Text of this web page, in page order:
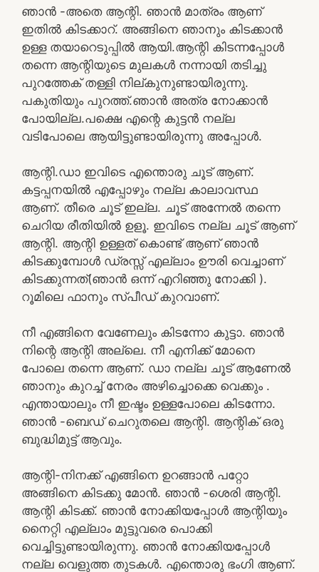
ഞാൻ -അതെ ആന്റി. ഞാൻ മാത്രം ആണ്
ഇതിൽ കിടക്കാറ്. അങ്ങിനെ ഞാനും കിടക്കാൻ
ഉള്ള തയാറെടുപ്പിൽ ആയി.ആന്റി കിടന്നപ്പോൾ
തന്നെ ആന്റിയുടെ മുലകൾ നന്നായി തടിച്ചു
പുറത്തേക് തള്ളി നില്കുനുണ്ടായിരുന്നു.
പകുതിയും പുറത്ത്.ഞാൻ അത്ര നോക്കാൻ
പോയില്ല.പക്ഷെ എന്റെ കുട്ടൻ നല്ല
വടിപോലെ ആയിട്ടുണ്ടായിരുന്നു അപ്പോൾ.
ആന്റി.ഡാ ഇവിടെ എന്തൊരു ചൂട് ആണ്.
കട്ടപ്പനയിൽ എപ്പോഴും നല്ല കാലാവസ്ഥ
ആണ്. തീരെ ചൂട് ഇല്ല. ചൂട് അന്നേൽ തന്നെ
ചെറിയ രീതിയിൽ ഉളൂ. ഇവിടെ നല്ല ചൂട് ആണ്
ആന്റി. ആന്റി ഉള്ളത് കൊണ്ട് ആണ് ഞാൻ
കിടക്കുമ്പോൾ ഡ്രസ്സ്‌ എല്ലാം ഊരി വെച്ചാണ്
കിടക്കുന്നത്(ഞാൻ ഒന്ന് എറിഞ്ഞു നോക്കി ).
റൂമിലെ ഫാനും സ്പീഡ് കുറവാണ്.
നീ എങ്ങിനെ വേണേലും കിടന്നോ കുട്ടാ. ഞാൻ
നിന്റെ ആന്റി അല്ലെ. നീ എനിക്ക് മോനെ
പോലെ തന്നെ ആണ്. ഡാ നല്ല ചൂട് ആണേൽ
ഞാനും കുറച്ച് നേരം അഴിച്ചൊക്കെ വെക്കും .
എന്തായാലും നീ ഇഷ്ടം ഉള്ളപോലെ കിടന്നോ.
ഞാൻ -ബെഡ് ചെറുതലെ ആന്റി. ആന്റിക് ഒരു
ബുദ്ധിമുട്ട് ആവും.
ആന്റി-നിനക്ക് എങ്ങിനെ ഉറങ്ങാൻ പറ്റോ
അങ്ങിനെ കിടക്കു മോൻ. ഞാൻ -ശെരി ആന്റി.
ആന്റി കിടക്ക്. ഞാൻ നോക്കിയപ്പോൾ ആന്റിയും
നൈറ്റി എല്ലാം മുട്ടുവരെ പൊക്കി
വെച്ചിട്ടുണ്ടായിരുന്നു. ഞാൻ നോക്കിയപ്പോൾ
നല്ല വെളുത്ത തുടകൾ. എന്തൊരു ഭംഗി ആണ്.